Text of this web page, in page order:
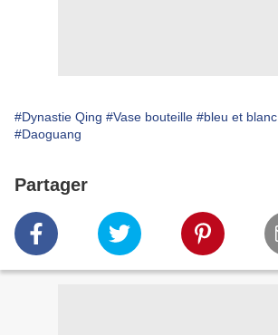
#Dynastie Qing #Vase bouteille #bleu et blanc
#Daoguang
Partager